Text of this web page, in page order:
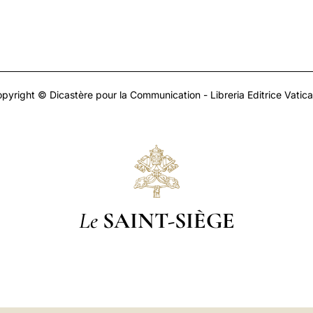
© Dicastère pour la Communication - Libreria Editrice
Le SAINT-SIÈGE